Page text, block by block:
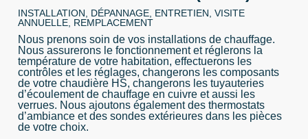
INSTALLATION, DÉPANNAGE, ENTRETIEN, VISITE
ANNUELLE, REMPLACEMENT
Nous prenons soin de vos installations de chauffage.
Nous assurerons le fonctionnement et réglerons la
température de votre habitation, effectuerons les
contrôles et les réglages, changerons les composants
de votre chaudière HS, changerons les tuyauteries
d’écoulement de chauffage en cuivre et aussi les
verrues. Nous ajoutons également des thermostats
d’ambiance et des sondes extérieures dans les pièces
de votre choix.